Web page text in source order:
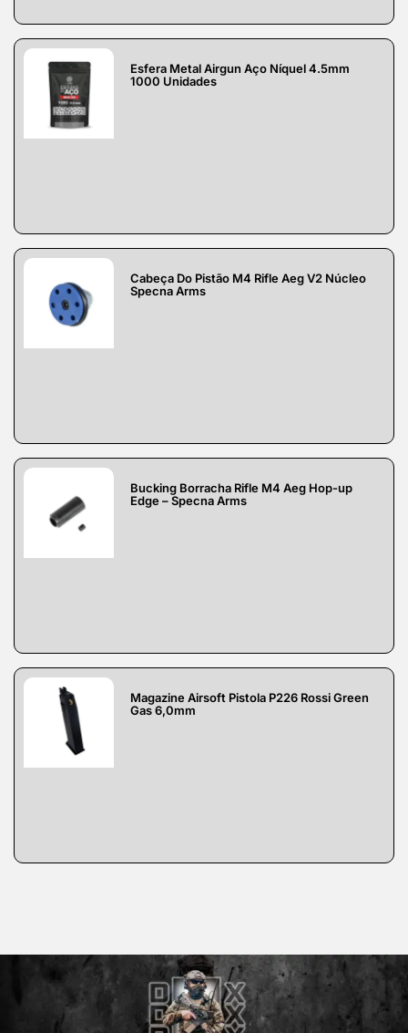
Esfera Metal Airgun Aço Níquel 4.5mm
1000 Unidades
Cabeça Do Pistão M4 Rifle Aeg V2 Núcleo
Specna Arms
Bucking Borracha Rifle M4 Aeg Hop-up
Edge – Specna Arms
Magazine Airsoft Pistola P226 Rossi Green
Gas 6,0mm